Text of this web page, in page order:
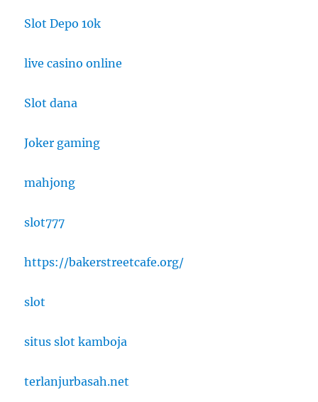
Slot Depo 10k
live casino online
Slot dana
Joker gaming
mahjong
slot777
https://bakerstreetcafe.org/
slot
situs slot kamboja
terlanjurbasah.net